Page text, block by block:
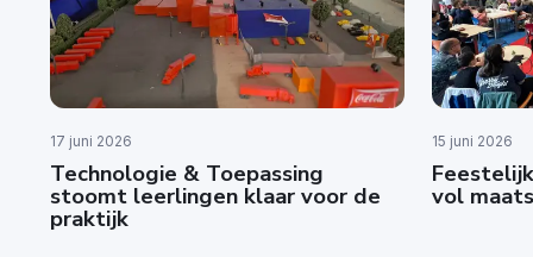
17 juni 2026
Technologie & Toepassing
stoomt leerlingen klaar voor de
praktijk
15 juni 2026
vol